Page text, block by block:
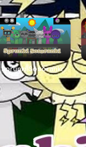
Sprunki Sosoranki